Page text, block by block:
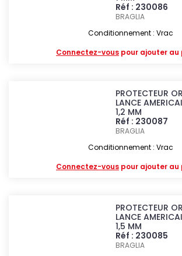
Réf : 230086
BRAGLIA
Conditionnement : Vrac
Connectez-vous pour ajouter au
PROTECTEUR
LANCE
1,2 MM
Réf : 230087
BRAGLIA
Conditionnement : Vrac
Connectez-vous pour ajouter au
PROTECTEUR
LANCE
1,5 MM
Réf : 230085
BRAGLIA